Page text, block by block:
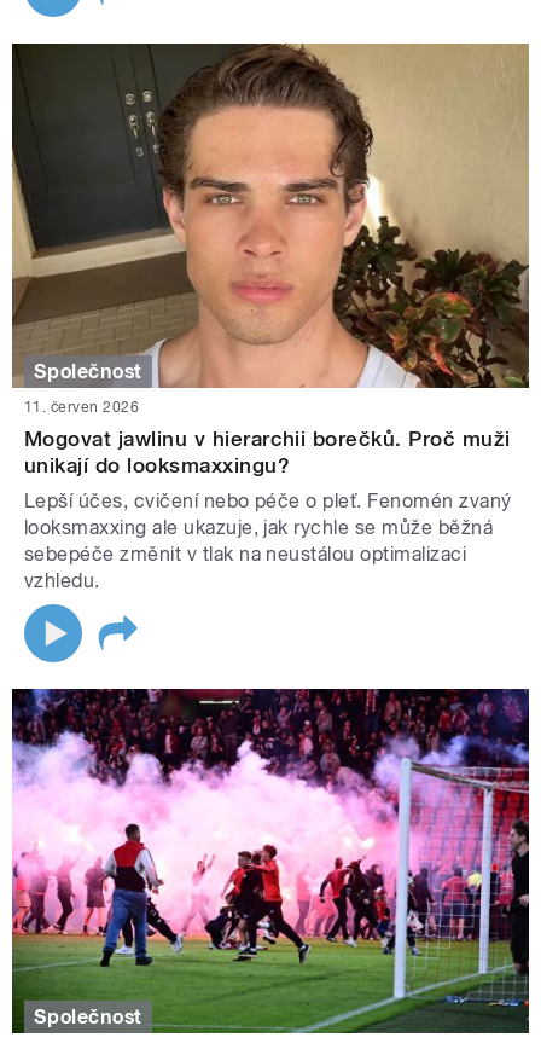
Společnost
11. červen 2026
Mogovat jawlinu v hierarchii borečků. Proč muži
unikají do looksmaxxingu?
Lepší účes, cvičení nebo péče o pleť. Fenomén zvaný
looksmaxxing ale ukazuje, jak rychle se může běžná
sebepéče změnit v tlak na neustálou optimalizaci
vzhledu.
Společnost